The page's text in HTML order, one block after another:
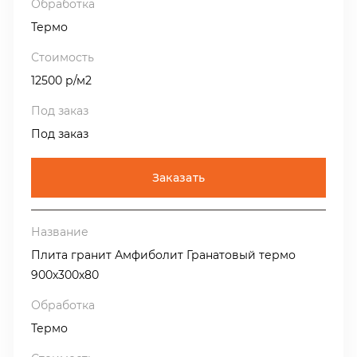
Термо
12500 р/м2
Под заказ
Заказать
Плита гранит Амфиболит Гранатовый термо
900х300х80
Термо